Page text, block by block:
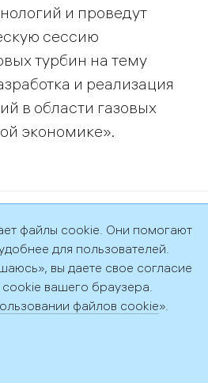
и проведут
сессию
турбин на тему
и реализация
в области газовых
экономике».
данных
пр. Обуховской обороны, д. 51, лит.
файлы cookie. Они помогают
для пользователей.
вы даете свое согласие
вашего браузера.
файлов cookie».